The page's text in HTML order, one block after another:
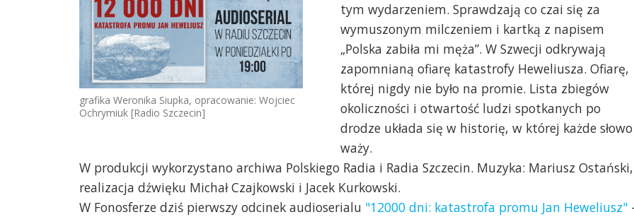
grafika Weronika Siupka, opracowanie: Wojciec
Ochrymiuk [Radio Szczecin]
tym wydarzeniem. Sprawdzają co czai się za
wymuszonym milczeniem i kartką z napisem
„Polska zabiła mi męża”. W Szwecji odkrywają
zapomnianą ofiarę katastrofy Heweliusza. Ofiarę,
której nigdy nie było na promie. Lista zbiegów
okoliczności i otwartość ludzi spotkanych po
drodze układa się w historię, w której każde słowo
waży.
W produkcji wykorzystano archiwa Polskiego Radia i Radia Szczecin. Muzyka: Mariusz Ostański,
realizacja dźwięku Michał Czajkowski i Jacek Kurkowski.
W Fonosferze dziś pierwszy odcinek audioserialu "12000 dni: katastrofa promu Jan Heweliusz" -